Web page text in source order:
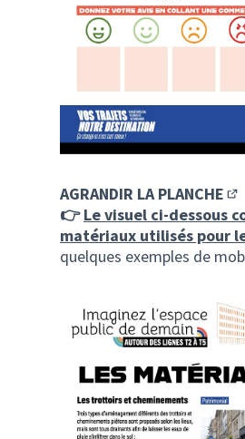
AGRANDIR LA PLANCHE
👉Le visuel ci-dessous
matériaux utilisés pour
quelques exemples de